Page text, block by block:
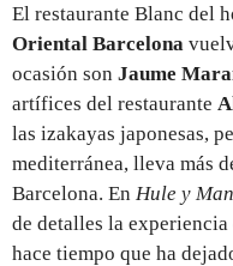
El restaurante Blanc del
Oriental Barcelona
ocasión son Jaume
artífices del restaurante
las izakayas japonesas,
mediterránea, lleva más
Barcelona. En Hule y
de detalles la experiencia
hace tiempo que ha